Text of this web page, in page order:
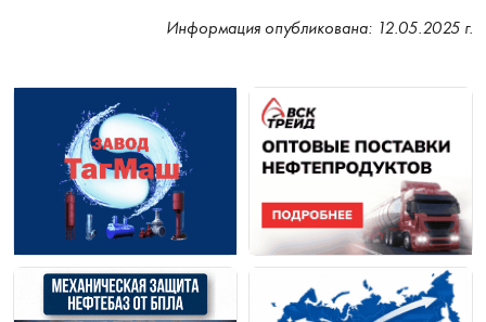
Информация опубликована: 12.05.2025 г.